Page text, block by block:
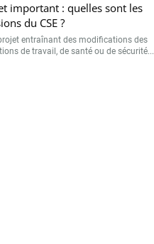
important : quelles sont les
du CSE ?
entraînant des modifications des
de travail, de santé ou de sécurité...